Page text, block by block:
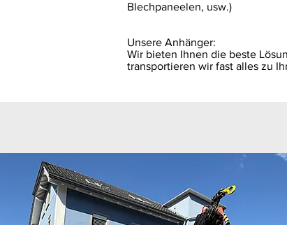
Blechpaneelen, usw.)
Unsere Anhänger:
Wir bieten Ihnen die beste
transportieren wir fast alles zu